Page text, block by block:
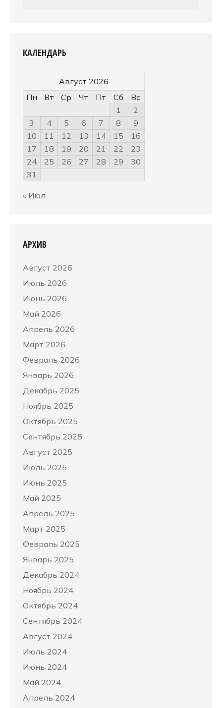
КАЛЕНДАРЬ
Август 2026
Пн
Вт Ср Чт Пт Сб
Вс
1
2
3
4 5 6 7 8
9
10
11 12 13 14 15
16
17
18 19 20 21 22
23
24
25 26 27 28 29
30
31
« Июл
АРХИВ
Август 2026
Июль 2026
Июнь 2026
Май 2026
Апрель 2026
Март 2026
Февраль 2026
Январь 2026
Декабрь 2025
Ноябрь 2025
Октябрь 2025
Сентябрь 2025
Август 2025
Июль 2025
Июнь 2025
Май 2025
Апрель 2025
Март 2025
Февраль 2025
Январь 2025
Декабрь 2024
Ноябрь 2024
Октябрь 2024
Сентябрь 2024
Август 2024
Июль 2024
Июнь 2024
Май 2024
Апрель 2024